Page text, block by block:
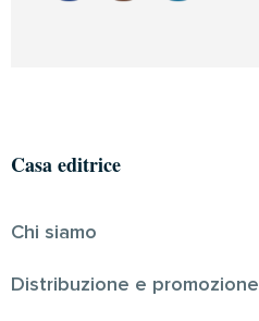
Casa editrice
Chi siamo
Distribuzione e promozione